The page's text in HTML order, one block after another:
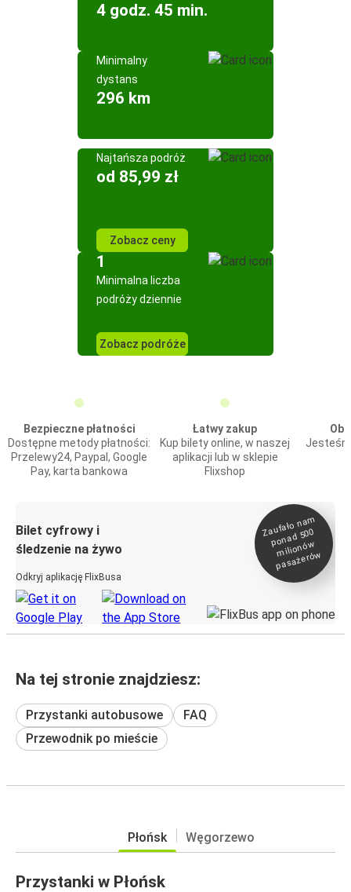
4 godz. 45 min.
Minimalny
dystans
296 km
Najtańsza podróż
od 85,99 zł
Zobacz ceny
1
Minimalna liczba
podróży dziennie
Zobacz podróże
Bezpieczne płatności
Dostępne metody płatności:
Przelewy24, Paypal, Google
Pay, karta bankowa
Łatwy zakup
Kup bilety online, w naszej
aplikacji lub w sklepie
Flixshop
Bilet cyfrowy i
śledzenie na żywo
Odkryj aplikację FlixBusa
Zaufało na
m
ponad 500
milionó
w
pasażeró
w
Na tej stronie znajdziesz:
Przystanki autobusowe
FAQ
Przewodnik po mieście
Płońsk Węgorzewo
Przystanki w Płońsk